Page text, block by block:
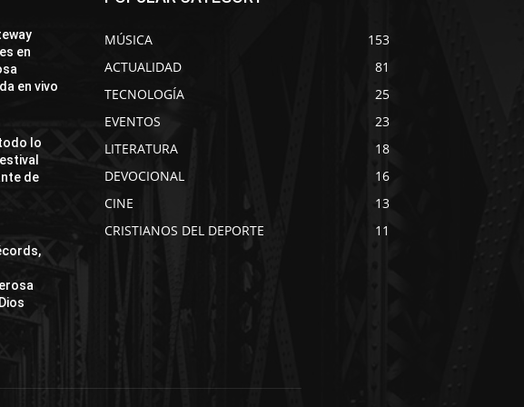
en
en vivo
lo
de
MÚSICA
153
ACTUALIDAD
81
TECNOLOGÍA
25
EVENTOS
23
LITERATURA
18
DEVOCIONAL
16
CINE
13
CRISTIANOS DEL DEPORTE
11